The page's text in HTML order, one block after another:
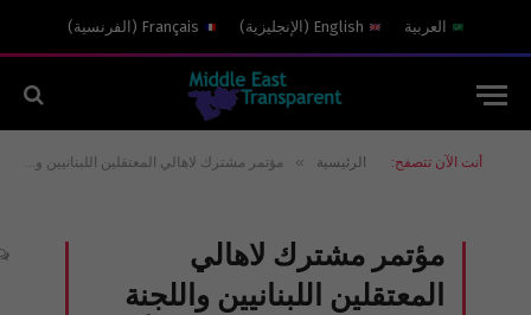
العربية English
( الإنجليزية)
Français
( الفرنسية)
أنت الآن تتصفح: الرئيسية » مؤتمر مشترك لاهالي المعتقلين اللبنانيين واللجنة السورية لانقاذ سجناء الرأي:
مؤتمر مشترك لاهالي
المعتقلين اللبنانيين واللجنة